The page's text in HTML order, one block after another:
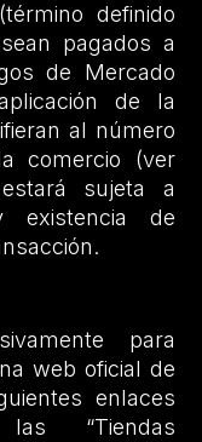
definido
pagados a
de Mercado
de la
al número
comercio (ver
sujeta a
existencia de
para
web oficial de
enlaces
“Tiendas